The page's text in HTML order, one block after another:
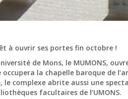
à ouvrir ses portes fin octobre !
de Mons, le MUMONS,
occupera la chapelle baroque de
le complexe abrite aussi une
facultaires de l’UMONS.